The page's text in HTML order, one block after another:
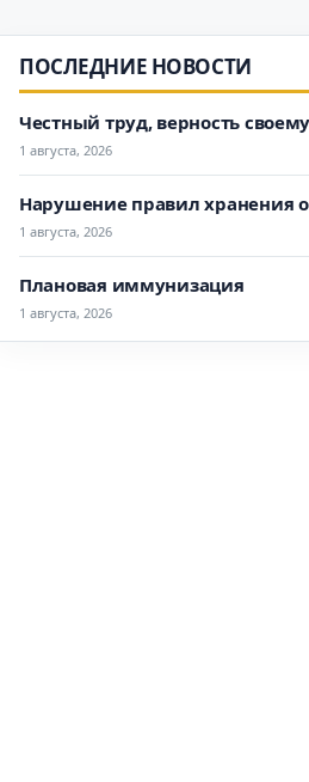
ПОСЛЕДНИЕ НОВОСТИ
Честный труд, верность
1 августа, 2026
Нарушение правил хранения
1 августа, 2026
Плановая иммунизация
1 августа, 2026